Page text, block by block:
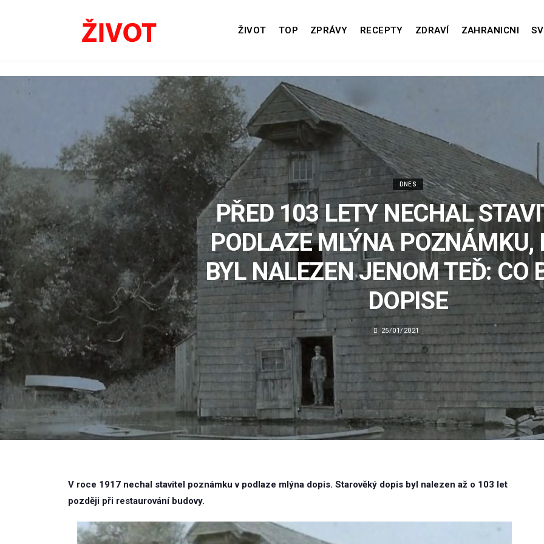
ŽIVOT TOP ZPRÁVY RECEPTY ZDRAVÍ ZAHRANICNI
DNES
PŘED 103 LETY NECHAL
PODLAZE MLÝNA POZNÁMKU,
BYL NALEZEN JENOM TEĎ: CO
DOPISE
25/01/2021
V roce 1917 nechal stavitel poznámku v podlaze mlýna dopis. Starověký dopis byl nalezen až o 103 let
později při restaurování budovy.